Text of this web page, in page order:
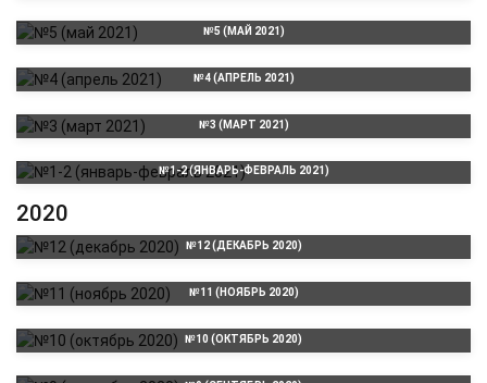
№5 (МАЙ 2021)
№4 (АПРЕЛЬ 2021)
№3 (МАРТ 2021)
№1-2 (ЯНВАРЬ-ФЕВРАЛЬ 2021)
2020
№12 (ДЕКАБРЬ 2020)
№11 (НОЯБРЬ 2020)
№10 (ОКТЯБРЬ 2020)